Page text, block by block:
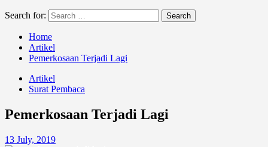
Search for:
Home
Artikel
Pemerkosaan Terjadi Lagi
Artikel
Surat Pembaca
Pemerkosaan Terjadi Lagi
13 July, 2019